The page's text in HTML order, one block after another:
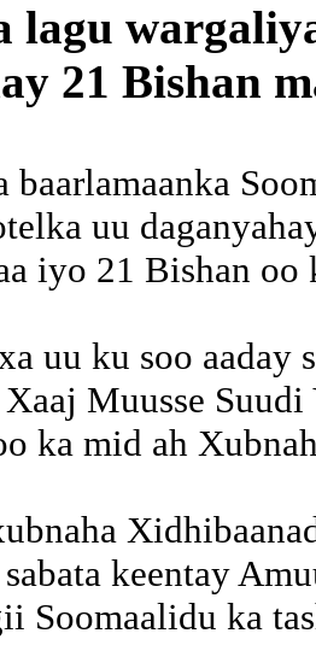
lagu
21 Bishan
baarlamaanka
uu
iyo 21 Bishan oo
uu ku soo
Muusse
ka mid ah
keentay
Soomaalidu ka